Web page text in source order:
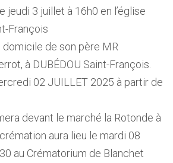
3 juillet à 16h0 en l’église
François
domicile de son père MR
à DUBÉDOU Saint-François.
02 JUILLET 2025 à partir de
devant le marché la Rotonde à
aura lieu le mardi 08
au Crématorium de Blanchet